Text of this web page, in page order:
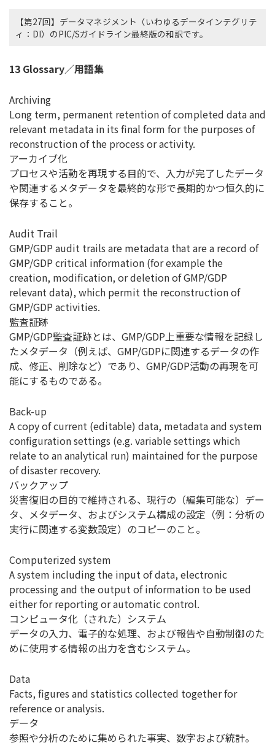
【第27回】データマネジメント（いわゆるデータインテグリテ
ィ：DI）のPIC/Sガイドライン最終版の和訳です。
13 Glossary／用語集
Archiving
Long term, permanent retention of completed data and
relevant metadata in its final form for the purposes of
reconstruction of the process or activity.
アーカイブ化
プロセスや活動を再現する目的で、入力が完了したデータ
や関連するメタデータを最終的な形で長期的かつ恒久的に
保存すること。
Audit Trail
GMP/GDP audit trails are metadata that are a record of
GMP/GDP critical information (for example the
creation, modification, or deletion of GMP/GDP
relevant data), which permit the reconstruction of
GMP/GDP activities.
監査証跡
GMP/GDP監査証跡とは、GMP/GDP上重要な情報を記録し
たメタデータ（例えば、GMP/GDPに関連するデータの作
成、修正、削除など）であり、GMP/GDP活動の再現を可
能にするものである。
Back-up
A copy of current (editable) data, metadata and system
configuration settings (e.g. variable settings which
relate to an analytical run) maintained for the purpose
of disaster recovery.
バックアップ
災害復旧の目的で維持される、現行の（編集可能な）デー
タ、メタデータ、およびシステム構成の設定（例：分析の
実行に関連する変数設定）のコピーのこと。
Computerized system
A system including the input of data, electronic
processing and the output of information to be used
either for reporting or automatic control.
コンピュータ化（された）システム
データの入力、電子的な処理、および報告や自動制御のた
めに使用する情報の出力を含むシステム。
Data
Facts, figures and statistics collected together for
reference or analysis.
データ
参照や分析のために集められた事実、数字および統計。